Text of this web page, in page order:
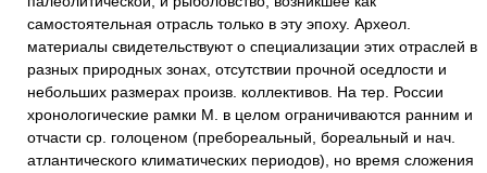
самостоятельная отрасль только в эту эпоху. Археол.
материалы свидетельствуют о специализации этих отраслей в
разных природных зонах, отсутствии прочной оседлости и
небольших размерах произв. коллективов. На тер. России
хронологические рамки М. в целом ограничиваются ранним и
отчасти ср. голоценом (пребореальный, бореальный и нач.
атлантического климатических периодов), но время сложения